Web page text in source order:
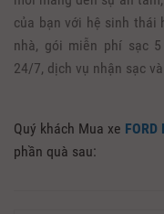
của bạn với hệ sinh
nhà, gói miễn phí sạc
24/7, dịch vụ nhận sạc
Quý khách Mua xe FORD
phần quà sau: